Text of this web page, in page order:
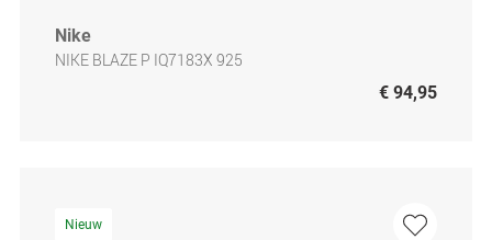
Nike
NIKE BLAZE P IQ7183X 925
€ 94,95
Nieuw